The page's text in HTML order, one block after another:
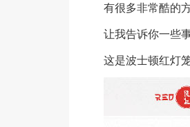
有很多非常酷的
让我告诉你一些
这是波士顿红灯